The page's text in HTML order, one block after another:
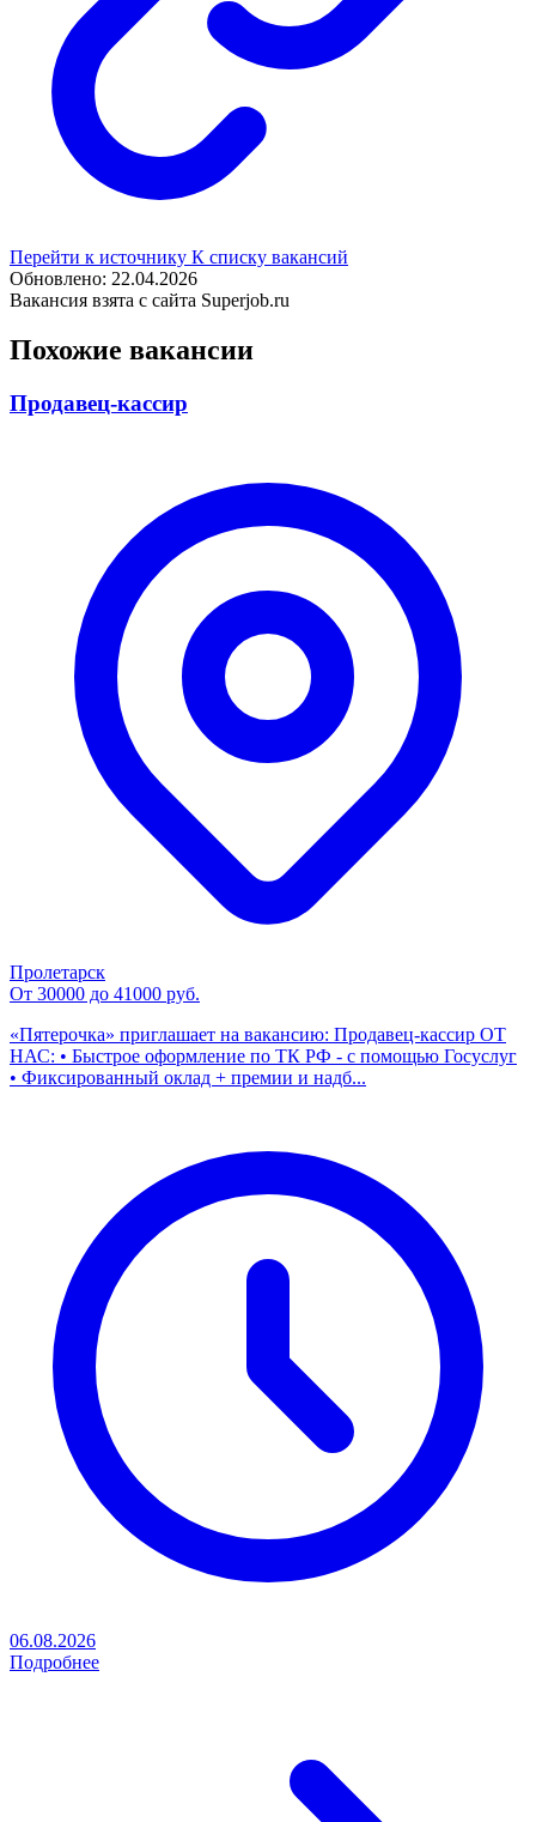
Перейти к источнику К списку вакансий
Обновлено: 22.04.2026
Вакансия взята с сайта Superjob.ru
Похожие вакансии
Продавец-кассир
Пролетарск
От 30000 до 41000 руб.
«Пятерочка» приглашает на вакансию: Продавец-кассир ОТ
НАС: • Быстрое оформление по ТК РФ - с помощью Госуслуг
• Фиксированный оклад + премии и надб...
06.08.2026
Подробнее